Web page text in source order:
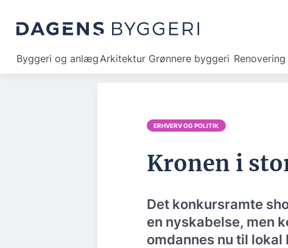
Byggeri og anlægArkitektur Grønnere byggeri Renovering
ERHVERV OG POLITIK
Kronen i
Det konkursramte
en nyskabelse, men
omdannes nu til lokal